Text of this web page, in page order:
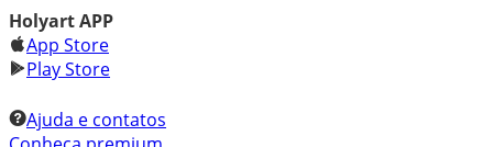
Holyart APP
App Store
Play Store
Ajuda e contatos